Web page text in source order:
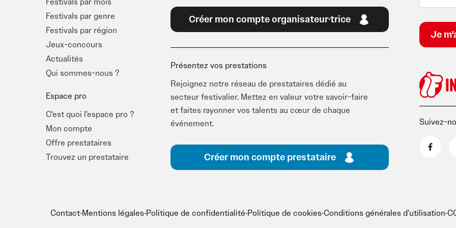
Venez découvrir la
et ses festivals, un excellent moyen de profiter d’une
dans une région au riche patrimoine.
Festivals par genre
Festivals par région
Jeux-concours
Actualités
Qui sommes-nous ?
Espace pro
C'est quoi l'espace pro ?
Mon compte
Offre prestataires
Trouvez un prestataire
Créer mon compte organisateur·trice
Présentez vos prestations
Rejoignez notre réseau de prestataires dédié au
secteur festivalier. Mettez en valeur votre savoir-faire
et faites rayonner vos talents au cœur de chaque
événement.
Créer mon compte prestataire
Suivez-
a
Contact Mentions légales Politique de confidentialité Politique de cookiesConditions générales d’utilisation